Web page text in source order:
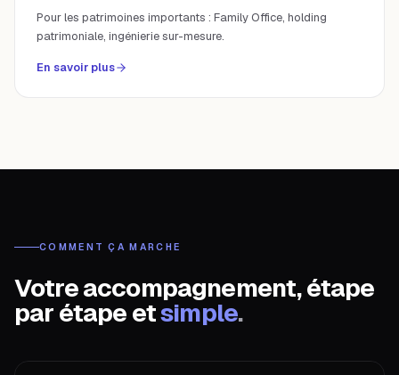
Pour les patrimoines importants : Family Office, holding
patrimoniale, ingénierie sur-mesure.
En savoir plus
COMMENT ÇA MARCHE
Votre accompagnement, étape
par étape etsimple.